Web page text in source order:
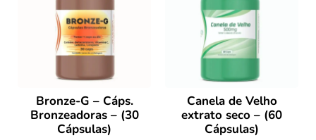
Bronze-G – Cáps.
Bronzeadoras – (30
Cápsulas)
Canela de Velho
extrato seco – (60
Cápsulas)